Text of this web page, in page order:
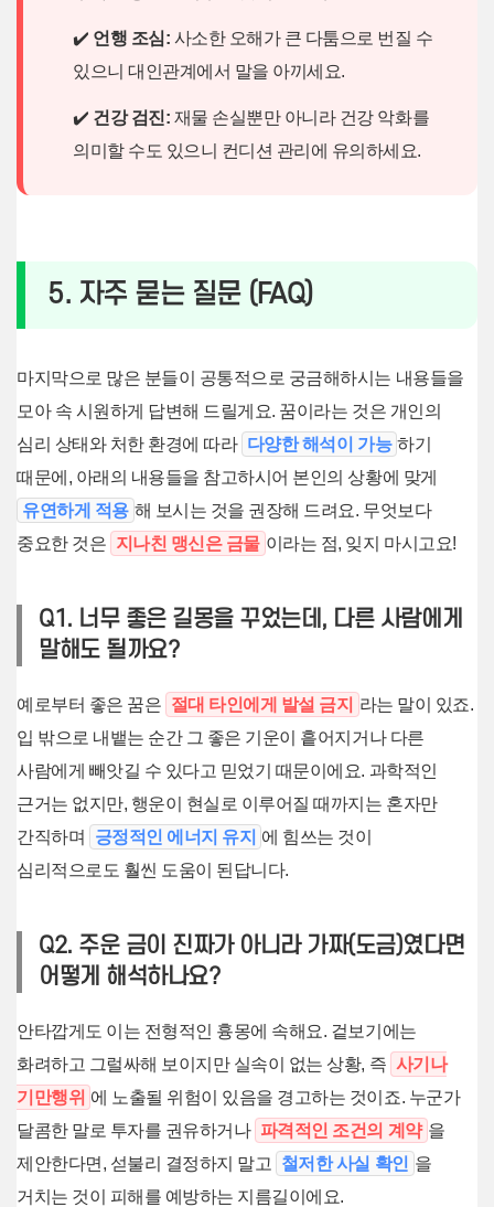
✔️ 언행 조심: 사소한 오해가 큰 다툼으로 번질 수
있으니 대인관계에서 말을 아끼세요.
✔️ 건강 검진: 재물 손실뿐만 아니라 건강 악화를
의미할 수도 있으니 컨디션 관리에 유의하세요.
5. 자주 묻는 질문 (FAQ)
마지막으로 많은 분들이 공통적으로 궁금해하시는 내용들을
모아 속 시원하게 답변해 드릴게요. 꿈이라는 것은 개인의
심리 상태와 처한 환경에 따라 다양한 해석이 가능 하기
때문에, 아래의 내용들을 참고하시어 본인의 상황에 맞게
유연하게 적용 해 보시는 것을 권장해 드려요. 무엇보다
중요한 것은 지나친 맹신은 금물 이라는 점, 잊지 마시고요!
Q1. 너무 좋은 길몽을 꾸었는데, 다른 사람에게
말해도 될까요?
예로부터 좋은 꿈은 절대 타인에게 발설 금지
라는 말이 있죠.
입 밖으로 내뱉는 순간 그 좋은 기운이 흩어지거나 다른
사람에게 빼앗길 수 있다고 믿었기 때문이에요. 과학적인
근거는 없지만, 행운이 현실로 이루어질 때까지는 혼자만
간직하며
긍정적인 에너지 유지 에 힘쓰는 것이
심리적으로도 훨씬 도움이 된답니다.
Q2. 주운 금이 진짜가 아니라 가짜(도금)였다면
어떻게 해석하나요?
안타깝게도 이는 전형적인 흉몽에 속해요. 겉보기에는
화려하고 그럴싸해 보이지만 실속이 없는 상황, 즉 사기나
기만행위 에 노출될 위험이 있음을 경고하는 것이죠. 누군가
달콤한 말로 투자를 권유하거나 파격적인 조건의 계약 을
제안한다면, 섣불리 결정하지 말고
철저한 사실 확인 을
거치는 것이 피해를 예방하는 지름길이에요.